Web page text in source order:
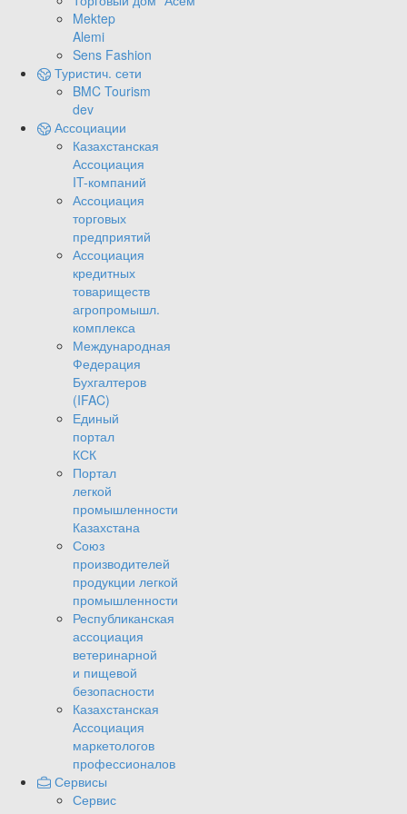
Mektep
Alemi
Sens Fashion
Туристич. сети
BMC Tourism
dev
Ассоциации
Казахстанская
Ассоциация
IT-компаний
Ассоциация
торговых
предприятий
Ассоциация
кредитных
товариществ
агропромышл.
комплекса
Международная
Федерация
Бухгалтеров
(IFAC)
Единый
портал
КСК
Портал
легкой
промышленности
Казахстана
Союз
производителей
продукции легкой
промышленности
Республиканская
ассоциация
ветеринарной
и пищевой
безопасности
Казахстанская
Ассоциация
маркетологов
профессионалов
Сервисы
Сервис